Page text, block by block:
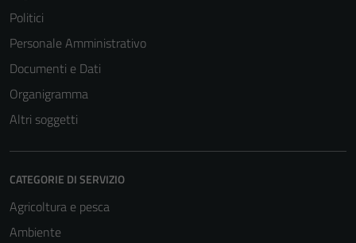
Politici
Personale Amministrativo
Documenti e Dati
Organigramma
Altri soggetti
CATEGORIE DI SERVIZIO
Agricoltura e pesca
Ambiente